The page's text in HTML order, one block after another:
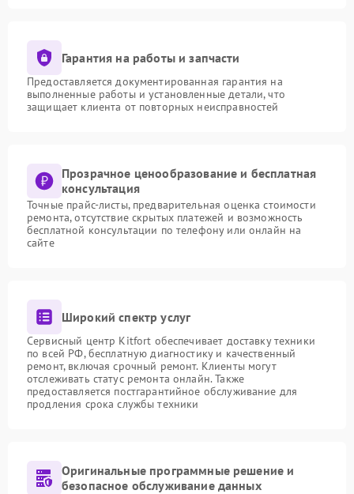
Гарантия на работы и запчасти
Предоставляется документированная гарантия на
выполненные работы и установленные детали, что
защищает клиента от повторных неисправностей
Прозрачное ценообразование и бесплатная
консультация
Точные прайс-листы, предварительная оценка стоимости
ремонта, отсутствие скрытых платежей и возможность
бесплатной консультации по телефону или онлайн на
сайте
Широкий спектр услуг
Сервисный центр Kitfort обеспечивает доставку техники
по всей РФ, бесплатную диагностику и качественный
ремонт, включая срочный ремонт. Клиенты могут
отслеживать статус ремонта онлайн. Также
предоставляется постгарантийное обслуживание для
продления срока службы техники
Оригинальные программные решение и
безопасное обслуживание данных